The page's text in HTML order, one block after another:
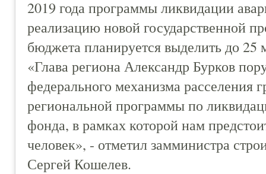
2019 года программы ликвидации
реализацию новой государственной
бюджета планируется выделить до 25
«Глава региона Александр Бурков
федерального механизма расселения
региональной программы по
фонда, в рамках которой нам
человек», - отметил замминистра
Сергей Кошелев.